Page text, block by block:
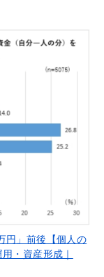
」前後【個人の
・資産形成｜